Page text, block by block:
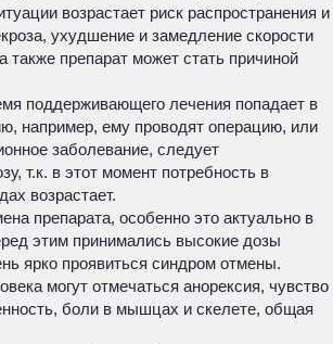
возрастает риск распространения и
ухудшение и замедление скорости
также препарат может стать причиной
поддерживающего лечения попадает в
например, ему проводят операцию, или
заболевание, следует
т.к. в этот момент потребность в
возрастает.
препарата, особенно это актуально в
этим принимались высокие дозы
ярко проявиться синдром отмены.
могут отмечаться анорексия, чувство
боли в мышцах и скелете, общая